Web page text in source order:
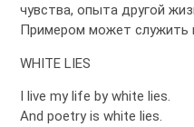
чувства, опыта другой
Примером может служить
WHITE LIES
I live my life by white lies.
And poetry is white lies.